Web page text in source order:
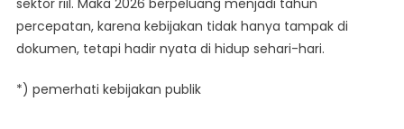
sektor riil. Maka 2026 berpeluang menjadi tahun
percepatan, karena kebijakan tidak hanya tampak di
dokumen, tetapi hadir nyata di hidup sehari-hari.
*) pemerhati kebijakan publik